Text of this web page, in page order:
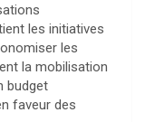
les initiatives
les
la mobilisation
budget
faveur des